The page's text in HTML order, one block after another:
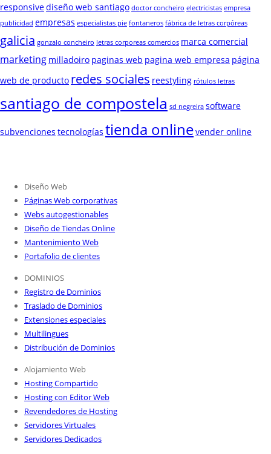
responsivediseño web santiago doctor concheiro electricistas empresa
publicidad empresas especialistas pie fontaneros fábrica de letras corpóreas
galicia gonzalo concheiro letras corporeas comercios marca comercial
marketing milladoiro paginas web pagina web empresa página
web de producto redes sociales reestyling rótulos letras
santiago de compostela sd negreira software
subvenciones tecnologías tienda onlinevender online
Diseño Web
Páginas Web corporativas
Webs autogestionables
Diseño de Tiendas Online
Mantenimiento Web
Portafolio de clientes
DOMINIOS
Registro de Dominios
Traslado de Dominios
Extensiones especiales
Multilingues
Distribución de Dominios
Alojamiento Web
Hosting Compartido
Hosting con Editor Web
Revendedores de Hosting
Servidores Virtuales
Servidores Dedicados